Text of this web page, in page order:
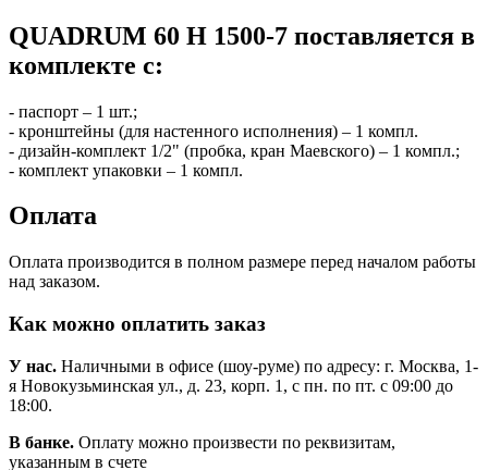
QUADRUM 60 H 1500-7 поставляется в
комплекте с:
- паспорт – 1 шт.;
- кронштейны (для настенного исполнения) – 1 компл.
- дизайн-комплект 1/2" (пробка, кран Маевского) – 1 компл.;
- комплект упаковки – 1 компл.
Оплата
Оплата производится в полном размере перед началом работы
над заказом.
Как можно оплатить заказ
У нас. Наличными в офисе (шоу-руме) по адресу: г. Москва, 1-
я Новокузьминская ул., д. 23, корп. 1, с пн. по пт. с 09:00 до
18:00.
В банке. Оплату можно произвести по реквизитам,
указанным в счете